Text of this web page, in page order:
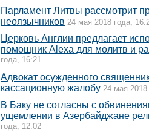
Парламент Литвы рассмотрит
неоязычников 24 мая 2018 года,
Церковь Англии предлагает
помощник Alexa для молитв и
года, 16:21
Адвокат осужденного
кассационную жалобу 24 мая 2018
В Баку не согласны с
ущемлении в Азербайджане
года, 12:02